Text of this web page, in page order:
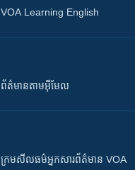
VOA Learning English
ព័ត៌មាន​តាម​អ៊ីមែល
ក្រម​​​សីលធម៌​​​អ្នក​​​សារព័ត៌មាន VOA